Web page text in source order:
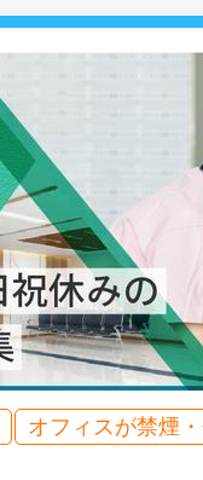
オフィスが禁煙